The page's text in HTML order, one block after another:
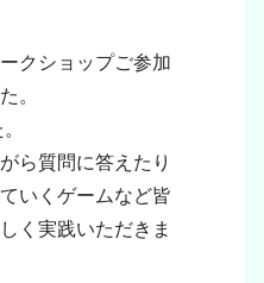
クショップご参加
。
ら質問に答えたり
いくゲームなど皆
く実践いただきま